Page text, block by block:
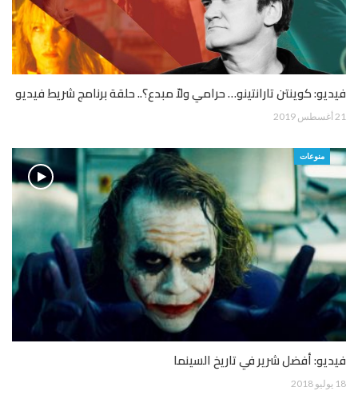
فيديو: كوينتن تارانتينو… حرامي ولاّ مبدع؟.. حلقة برنامج شريط فيديو
21 أغسطس 2019
منوعات
فيديو: أفضل شرير في تاريخ السينما
18 يوليو 2018